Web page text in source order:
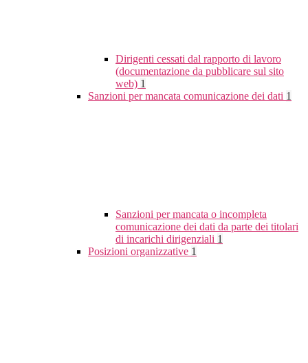
Dirigenti cessati dal rapporto di lavoro
(documentazione da pubblicare sul sito
web) 1
Sanzioni per mancata comunicazione dei dati 1
Sanzioni per mancata o incompleta
comunicazione dei dati da parte dei titolari
di incarichi dirigenziali 1
Posizioni organizzative 1